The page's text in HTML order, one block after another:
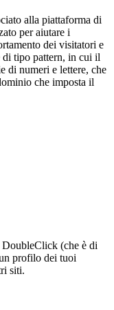
alla piattaforma di
per aiutare i
dei visitatori e
di tipo pattern, in cui il
di numeri e lettere, che
che imposta il
DoubleClick (che è di
profilo dei tuoi
siti.